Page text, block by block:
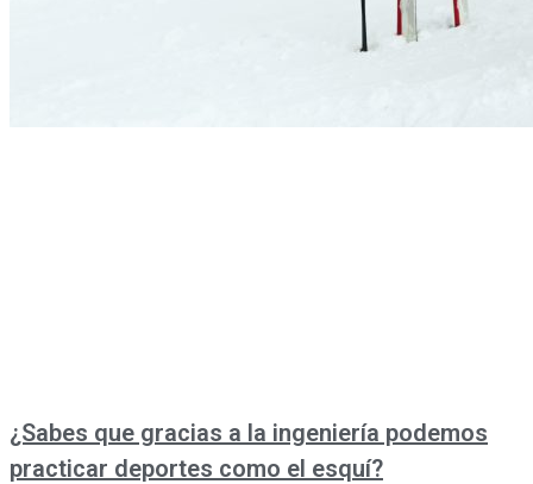
¿Sabes que gracias a la ingeniería podemos
practicar deportes como el esquí?